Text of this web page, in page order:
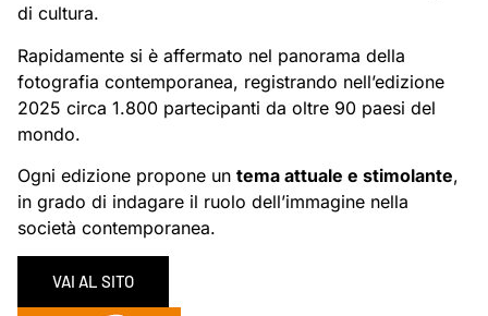
di cultura.
Rapidamente si è affermato nel panorama della
fotografia contemporanea, registrando nell’edizione
2025 circa 1.800 partecipanti da oltre 90 paesi del
mondo.
Ogni edizione propone un tema attuale e stimolante,
in grado di indagare il ruolo dell’immagine nella
società contemporanea.
VAI AL SITO